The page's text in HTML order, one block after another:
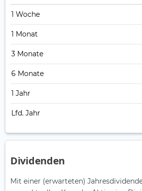
1 Woche
1 Monat
3 Monate
6 Monate
1 Jahr
Lfd. Jahr
Dividenden
Mit einer (erwarteten)